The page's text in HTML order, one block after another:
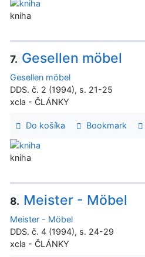
kniha
7. Gesellen möbel
Gesellen möbel
DDS. č. 2 (1994), s. 21-25
xcla - ČLÁNKY
Do košíka Bookmark
kniha
8. Meister - Möbel
Meister - Möbel
DDS. č. 4 (1994), s. 24-29
xcla - ČLÁNKY